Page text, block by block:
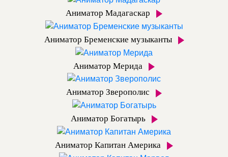
Аниматор Мадагаскар
Аниматор Бременские музыканты
Аниматор Мерида
Аниматор Зверополис
Аниматор Богатырь
Аниматор Капитан Америка